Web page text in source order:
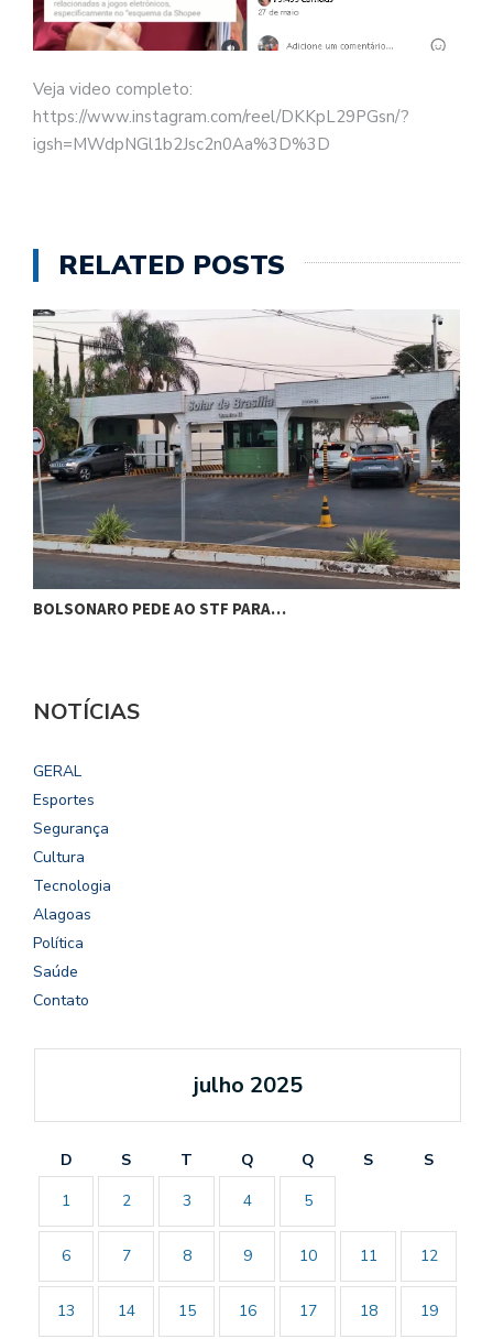
Veja video completo:
https://www.instagram.com/reel/DKKpL29PGsn/?
igsh=MWdpNGl1b2Jsc2n0Aa%3D%3D
RELATED POSTS
BOLSONARO PEDE AO STF PARA…
NOTÍCIAS
GERAL
Esportes
Segurança
Cultura
Tecnologia
Alagoas
Política
Saúde
Contato
julho 2025
D S T Q Q S
S
1
2 3 4 5
6 7 8 9 10 11 12
13 14 15 16 17 18 19